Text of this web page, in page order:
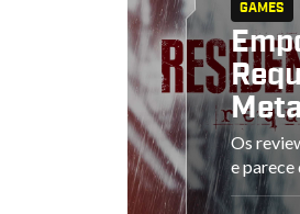
GAMES
Os
e parece